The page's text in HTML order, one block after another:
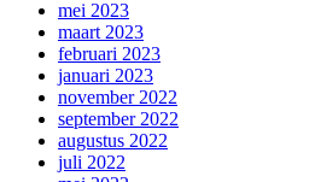
mei 2023
maart 2023
februari 2023
januari 2023
november 2022
september 2022
augustus 2022
juli 2022